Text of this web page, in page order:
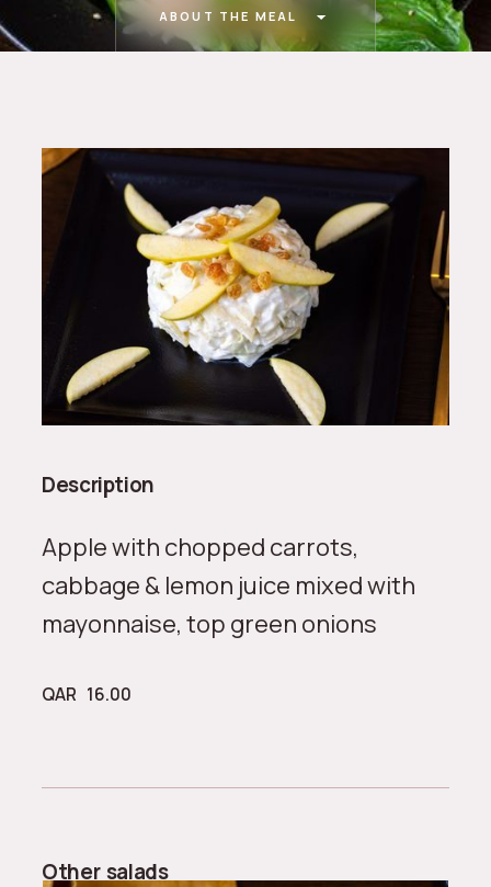
ABOUT THE MEAL
Description
Apple with chopped carrots,
cabbage & lemon juice mixed with
mayonnaise, top green onions
QAR 16.00
Other salads